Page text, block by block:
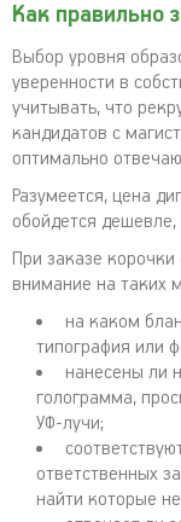
Как правильно
Выбор уровня
уверенности в
учитывать, что
кандидатов с
оптимально
Разумеется, цена
обойдется
При заказе корочки
внимание на таких
на каком
типография или
нанесены ли
голограмма,
УФ-лучи;
ответственных
найти которые